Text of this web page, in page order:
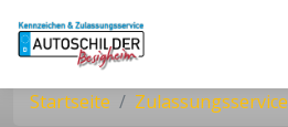
Startseite Zulassungsservice